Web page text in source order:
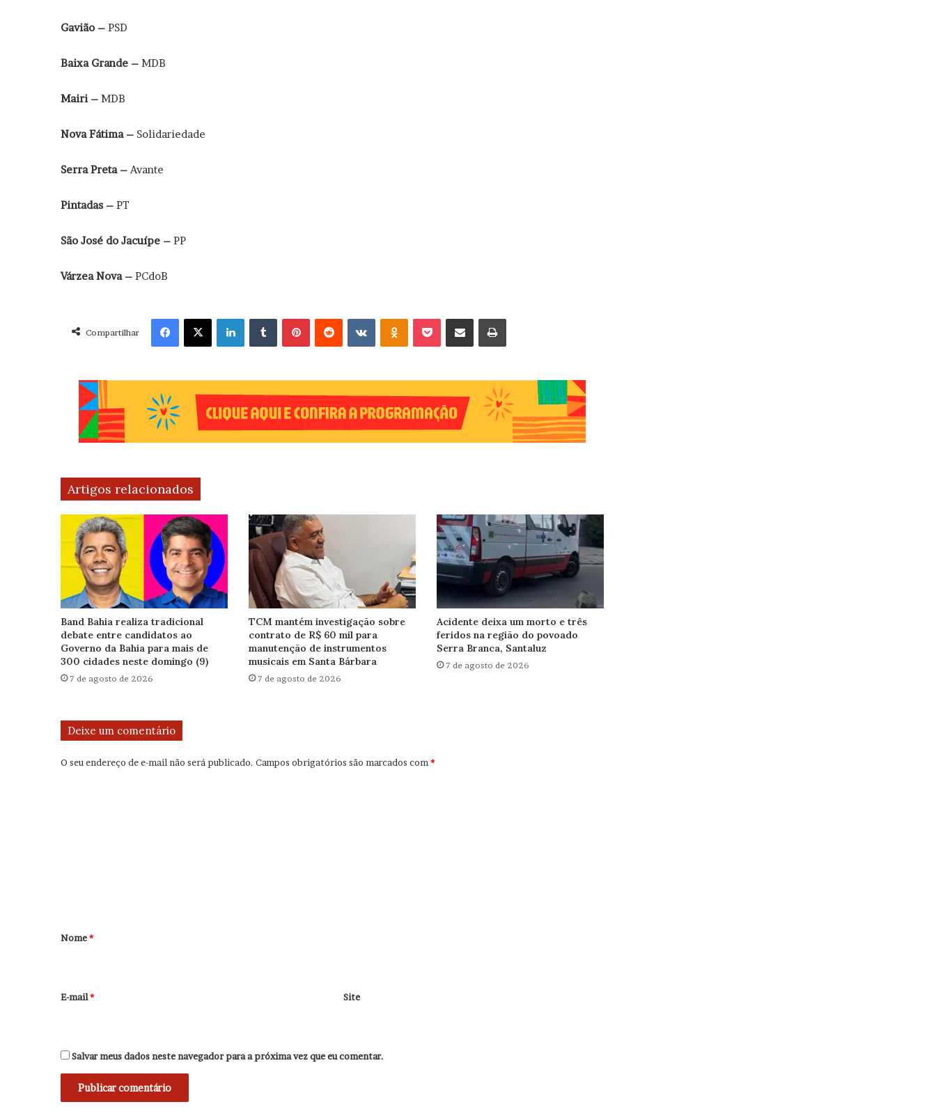
Gavião – PSD
Baixa Grande – MDB
Mairi – MDB
Nova Fátima – Solidariedade
Serra Preta – Avante
Pintadas – PT
São José do Jacuípe – PP
Várzea Nova – PCdoB
Compartilhar
Facebook X Linkedin VK OK
Artigos relacionados
Band Bahia realiza tradicional
debate entre candidatos ao
Governo da Bahia para mais de
300 cidades neste domingo (9)
7 de agosto de 2026
TCM mantém investigação sobre
contrato de R$ 60 mil para
manutenção de instrumentos
musicais em Santa Bárbara
7 de agosto de 2026
Acidente deixa um morto e três
feridos na região do povoado
Serra Branca, Santaluz
7 de agosto de 2026
Deixe um comentário
O seu endereço de e-mail não será publicado. Campos obrigatórios são marcados com*
r
*
Nome*
E-mail* Site
Salvar meus dados neste navegador para a próxima vez que eu comentar.